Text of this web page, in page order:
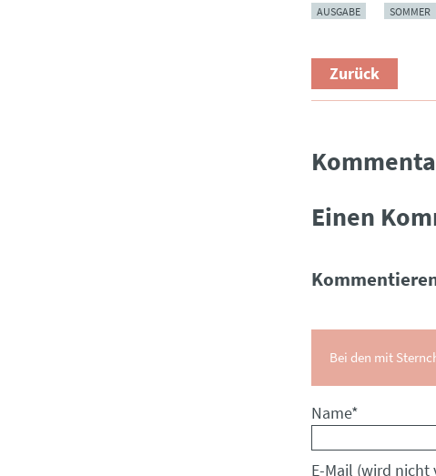
AUSGABE SOMMER
Zurück
Einen
Bei den mit
Pflichtfeld
Name*
Pflichtfeld
E-Mail (wird